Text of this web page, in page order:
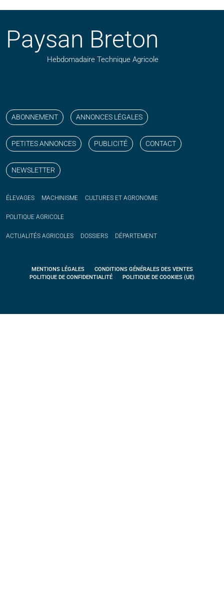
Paysan Breton
Hebdomadaire Technique Agricole
ABONNEMENT ANNONCES LÉGALES
PETITES ANNONCES PUBLICITÉ CONTACT
NEWSLETTER
ÉLEVAGES MACHINISME CULTURES ET AGRONOMIE
POLITIQUE AGRICOLE
ACTUALITÉS AGRICOLES DOSSIERS DÉPARTEMENT
MENTIONS LÉGALES
CONDITIONS GÉNÉRALES DES VENTES
POLITIQUE DE CONFIDENTIALITÉ
POLITIQUE DE COOKIES (UE)